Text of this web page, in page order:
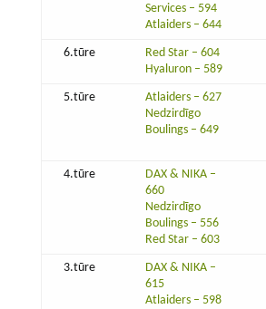
Services – 594
Atlaiders – 644
6.tūre
Red Star – 604
Hyaluron – 589
5.tūre
Atlaiders – 627
Nedzirdīgo
Boulings – 649
4.tūre
DAX & NIKA –
660
Nedzirdīgo
Boulings – 556
Red Star – 603
3.tūre
DAX & NIKA –
615
Atlaiders – 598